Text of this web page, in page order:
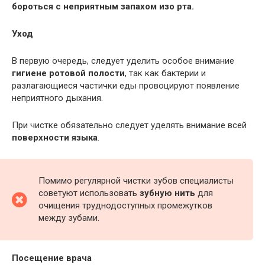
бороться с неприятным запахом изо рта.
Уход
В первую очередь, следует уделить особое внимание
гигиене ротовой полости, так как бактерии и
разлагающиеся частички еды провоцируют появление
неприятного дыхания.
При чистке обязательно следует уделять внимание всей
поверхности языка.
Помимо регулярной чистки зубов специалисты
советуют использовать зубную нить для
очищения труднодоступных промежутков
между зубами.
Посещение врача